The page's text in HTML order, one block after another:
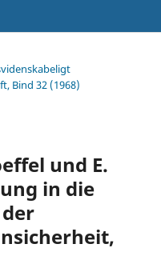
Bind 32 (1968)
und E.
in die